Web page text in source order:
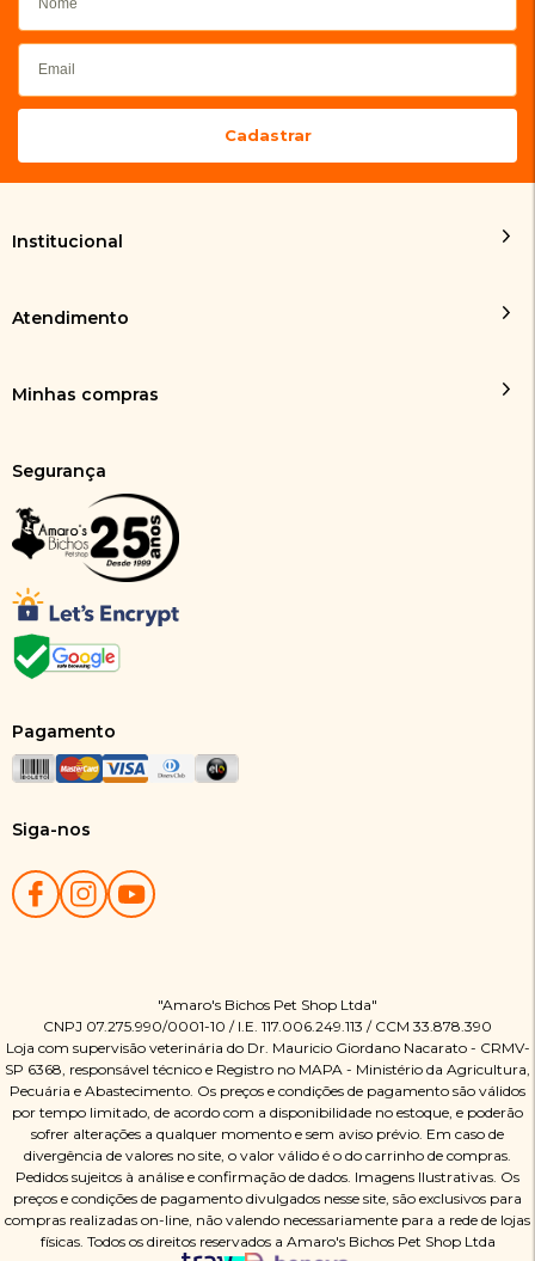
Institucional
Atendimento
Minhas compras
Segurança
Pagamento
Siga-nos
"Amaro's Bichos Pet Shop Ltda"
CNPJ 07.275.990/0001-10 / I.E. 117.006.249.113 / CCM 33.878.390
Loja com supervisão veterinária do Dr. Mauricio Giordano Nacarato - CRMV-
SP 6368, responsável técnico e Registro no MAPA - Ministério da Agricultura,
Pecuária e Abastecimento. Os preços e condições de pagamento são válidos
por tempo limitado, de acordo com a disponibilidade no estoque, e poderão
sofrer alterações a qualquer momento e sem aviso prévio. Em caso de
divergência de valores no site, o valor válido é o do carrinho de compras.
Pedidos sujeitos à análise e confirmação de dados. Imagens Ilustrativas. Os
preços e condições de pagamento divulgados nesse site, são exclusivos para
compras realizadas on-line, não valendo necessariamente para a rede de lojas
físicas. Todos os direitos reservados a Amaro's Bichos Pet Shop Ltda